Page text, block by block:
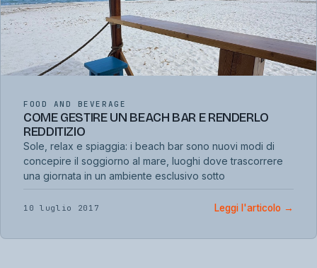
FOOD AND BEVERAGE
COME GESTIRE UN BEACH BAR E RENDERLO
REDDITIZIO
Sole, relax e spiaggia: i beach bar sono nuovi modi di
concepire il soggiorno al mare, luoghi dove trascorrere
una giornata in un ambiente esclusivo sotto
10 luglio 2017 Leggi l'articolo →